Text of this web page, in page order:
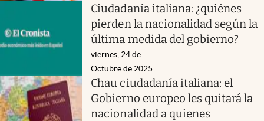
Ciudadanía italiana: ¿quiénes
pierden la nacionalidad según la
última medida del gobierno?
viernes, 24 de
Octubre de 2025
Chau ciudadanía italiana: el
Gobierno europeo les quitará la
nacionalidad a quienes